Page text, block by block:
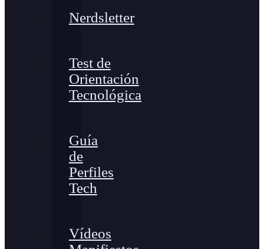
Nerdsletter
Test de
Orientación
Tecnológica
Guía
de
Perfiles
Tech
Vídeos